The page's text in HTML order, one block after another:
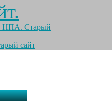
НПА. Старый
сайт